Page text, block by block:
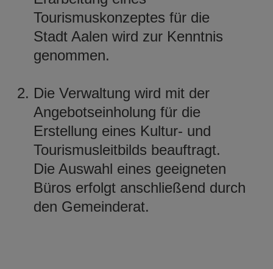
Tourismuskonzeptes für die
Stadt Aalen wird zur Kenntnis
genommen.
Die Verwaltung wird mit der
Angebotseinholung für die
Erstellung eines Kultur- und
Tourismusleitbilds beauftragt.
Die Auswahl eines geeigneten
Büros erfolgt anschließend durch
den Gemeinderat.